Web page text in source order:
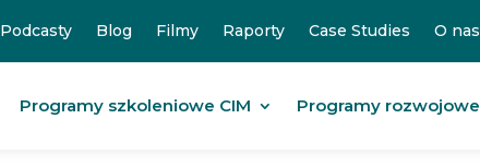
Podcasty Blog Filmy Raporty Case Studies O nas
Programy szkoleniowe CIM Programy rozwojowe